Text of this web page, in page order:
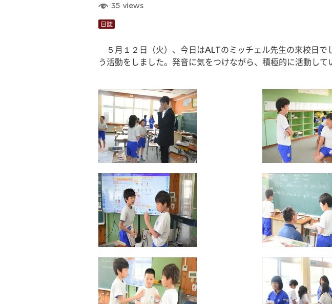
35 views
日誌
５月１２日（火）、今日はALTのミッチェル先生の来校日
う活動をしました。発音に気をつけながら、積極的に活動して